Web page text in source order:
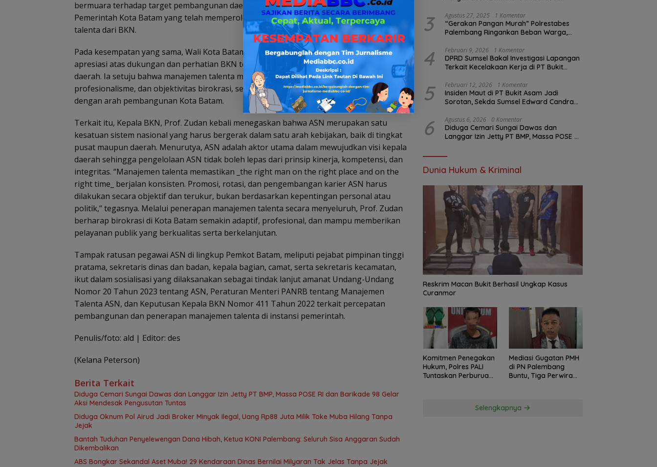
bermuara terhadap target pembangunan daerah. Hal ini ditandai dengan keberhasilan
Pemerintah Kota Batam yang telah memperoleh persetujuan penerapan manajemen
talenta dari BKN.
Pada kesempatan yang sama, Wali Kota Batam, Dr. Amsakar Achmad, juga menyampaikan
apresiasi atas dukungan dan perhatian BKN terhadap penguatan manajemen ASN di
daerah. Ia setuju bahwa manajemen talenta merupakan instrumen penting untuk menjaga
profesionalisme, dan objektivitas birokrasi, sekaligus memastikan ASN bekerja selaras
dengan arah pembangunan Kota Batam.
Terkait itu, Kepala BKN, Prof. Zudan kebali menegaskan bahwa ASN merupakan satu
kesatuan sistem nasional yang harus bergerak dalam satu arah kebijakan, baik di tingkat
pusat maupun daerah. Menurutya, ASN adalah aktor utama dalam mewujudkan visi kepala
daerah sehingga pengelolaan ASN tidak boleh lepas dari prinsip kinerja, kompetensi, dan
integritas. “Manajemen talenta memastikan _the right man on the right place and on the
right time_ berjalan konsisten. Promosi, rotasi, dan pengembangan karier ASN harus
dilakukan secara objektif dan terukur, bukan berdasarkan kepentingan personal atau
politik,” tegasnya. Melalui penerapan manajemen talenta secara menyeluruh, Prof. Zudan
berharap birokrasi di Kota Batam semakin adaptif, profesional, dan mampu memberikan
pelayanan publik yang berkualitas serta berkelanjutan.
Tampak ratusan pegawai ASN di lingkup Pemkot Batam, meliputi pejabat pimpinan tinggi
pratama, sekretaris dinas dan badan, kepala bagian, camat, serta sekretaris kecamatan,
ikut dalam sosialisasi yang dilaksanakan sebagai tindak lanjut amanat Undang-Undang
Nomor 20 Tahun 2023 tentang ASN, Peraturan Menteri PANRB tentang Manajemen
Talenta ASN, dan Keputusan Kepala BKN Nomor 411 Tahun 2022 terkait percepatan
pembangunan dan penerapan manajemen talenta di instansi pemerintah.
Penulis/foto: ald | Editor: des
(Kelana Peterson)
Berita Terkait
Diduga Cemari Sungai Dawas dan Langgar Izin Jetty PT BMP, Massa POSE RI dan Barikade 98 Gelar
Aksi Mendesak Pengusutan Tuntas
Diduga Oknum Pol Airud Jadi Broker Minyak Ilegal, Uang Rp88 Juta Milik Toke Muba Hilang Tanpa
Jejak
Bantah Tuduhan Penyelewengan Dana Hibah, Ketua KONI Palembang: Seluruh Sisa Anggaran Sudah
Dikembalikan
ABS Bongkar Sekandal Aset Muba! 29 Kendaraan Dinas Bernilai Milyaran Tak Jelas Tanpa Jejak
Pengawasan K3?
3 Agustus 27, 2025 1 Komentar
“Gerakan Pangan Murah” Polrestabes
Palembang Ringankan Beban Warga,
4 Februari 9, 2026 1 Komentar
DPRD Sumsel Bakal Investigasi Lapangan
Terkait Kecelakaan Kerja di PT Bukit
5 Februari 12, 2026 1 Komentar
Insiden Maut di PT Bukit Asam Jadi
Sorotan, Sekda Sumsel Edward Candra
6 Agustus 6, 2026 0 Komentar
Diduga Cemari Sungai Dawas dan
Langgar Izin Jetty PT BMP, Massa POSE RI
Pengusutan Tuntas
Dunia Hukum & Kriminal
Reskrim Macan Bukit Berhasil Ungkap Kasus
Curanmor
Komitmen Penegakan
Hukum, Polres PALI
Tuntaskan Perburuan
Mediasi Gugatan PMH
di PN Palembang
Buntu, Tiga Perwira
Pertanyakan
Selengkapnya